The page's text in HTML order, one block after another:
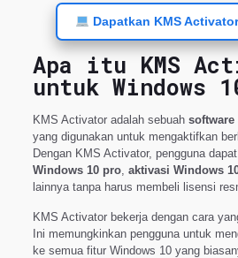
Dapatkan KMS
Apa itu KMS
untuk Windows
KMS Activator adalah sebuah software
yang digunakan untuk mengaktifkan
Dengan KMS Activator, pengguna
Windows 10 pro, aktivasi Windows
lainnya tanpa harus membeli lisensi
KMS Activator bekerja dengan cara
Ini memungkinkan pengguna untuk
ke semua fitur Windows 10 yang